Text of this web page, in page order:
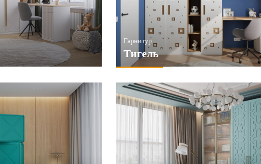
Гарнитур
Тигель